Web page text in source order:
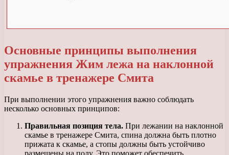
Основные принципы выполнения
упражнения Жим лежа на наклонной
скамье в тренажере Смита
При выполнении этого упражнения важно соблюдать
несколько основных принципов:
Правильная позиция тела. При лежании на наклонной
скамье в тренажере Смита, спина должна быть плотно
прижата к скамье, а стопы должны быть устойчиво
размещены на полу. Это поможет обеспечить